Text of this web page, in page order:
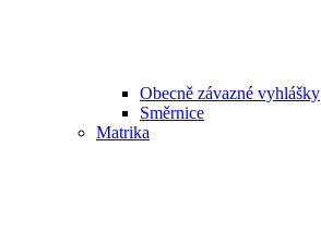
Obecně závazné vyhlášky
Směrnice
Matrika